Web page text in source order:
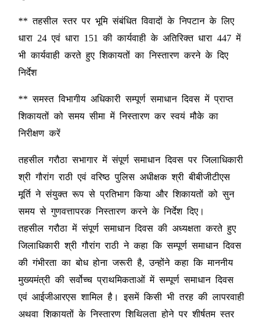
** तहसील स्तर पर भूमि संबंधित विवादों के निपटान के लिए
धारा 24 एवं धारा 151 की कार्यवाही के अतिरिक्त धारा 447 में
भी कार्यवाही करते हुए शिकायतों का निस्तारण करने के दिए
निर्देश
** समस्त विभागीय अधिकारी सम्पूर्ण समाधान दिवस में प्राप्त
शिकायतों को समय सीमा में निस्तारण कर स्वयं मौके का
निरीक्षण करें
तहसील गरौठा सभागार में संपूर्ण समाधान दिवस पर जिलाधिकारी
श्री गौरांग राठी एवं वरिष्ठ पुलिस अधीक्षक श्री बीबीजीटीएस
मूर्ति ने संयुक्त रूप से प्रतिभाग किया और शिकायतों को सुन
समय से गुणवत्तापरक निस्तारण करने के निर्देश दिए।
तहसील गरौठा में संपूर्ण समाधान दिवस की अध्यक्षता करते हुए
जिलाधिकारी श्री गौरांग राठी ने कहा कि सम्पूर्ण समाधान दिवस
की गंभीरता का बोध होना जरूरी है, उन्होंने कहा कि माननीय
मुख्यमंत्री की सर्वोच्च प्राथमिकताओं में सम्पूर्ण समाधान दिवस
एवं आईजीआरएस शामिल है। इसमें किसी भी तरह की लापरवाही
अथवा शिकायतों के निस्तारण शिथिलता होने पर शीर्षतम स्तर